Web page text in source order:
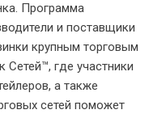
Программа
и поставщики
крупным торговым
где участники
а также
сетей поможет